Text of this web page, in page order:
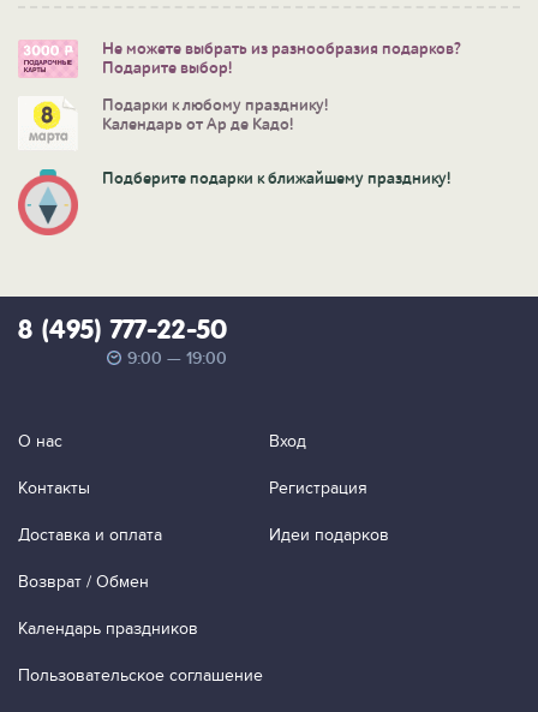
Не можете выбрать из разнообразия подарков?
Подарите выбор!
Подарки к любому празднику!
Календарь от Ар де Кадо!
Подберите подарки к ближайшему празднику!
8 (495) 777-22-50
9:00 — 19:00
О нас
Контакты
Доставка и оплата
Возврат / Обмен
Календарь праздников
Пользовательское соглашение
Вход
Регистрация
Идеи подарков